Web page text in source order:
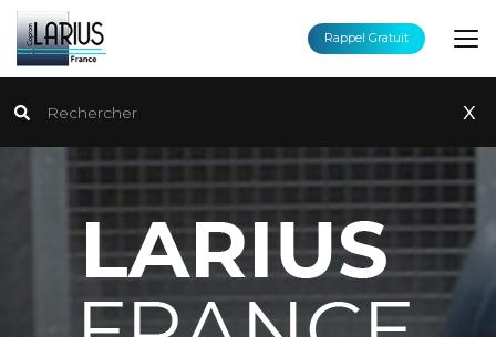
Aller
au
contenu
principal
Rechercher
x
Rappel Gratuit